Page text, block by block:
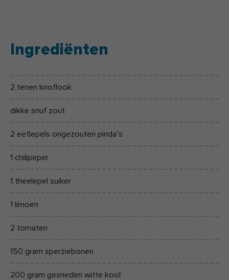
Ingrediënten
2 tenen knoflook
dikke snuf zout
2 eetlepels ongezouten pinda’s
1 chilipeper
1 theelepel suiker
1 limoen
2 tomaten
150 gram sperziebonen
200 gram gesneden witte kool